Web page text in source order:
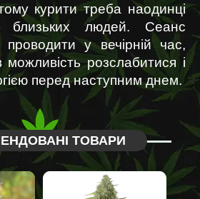
курити треба наодинці
близьких людей. Сеанс
проводити у вечірній час,
розслабитися і
перед наступним днем.
ТОВАРИ